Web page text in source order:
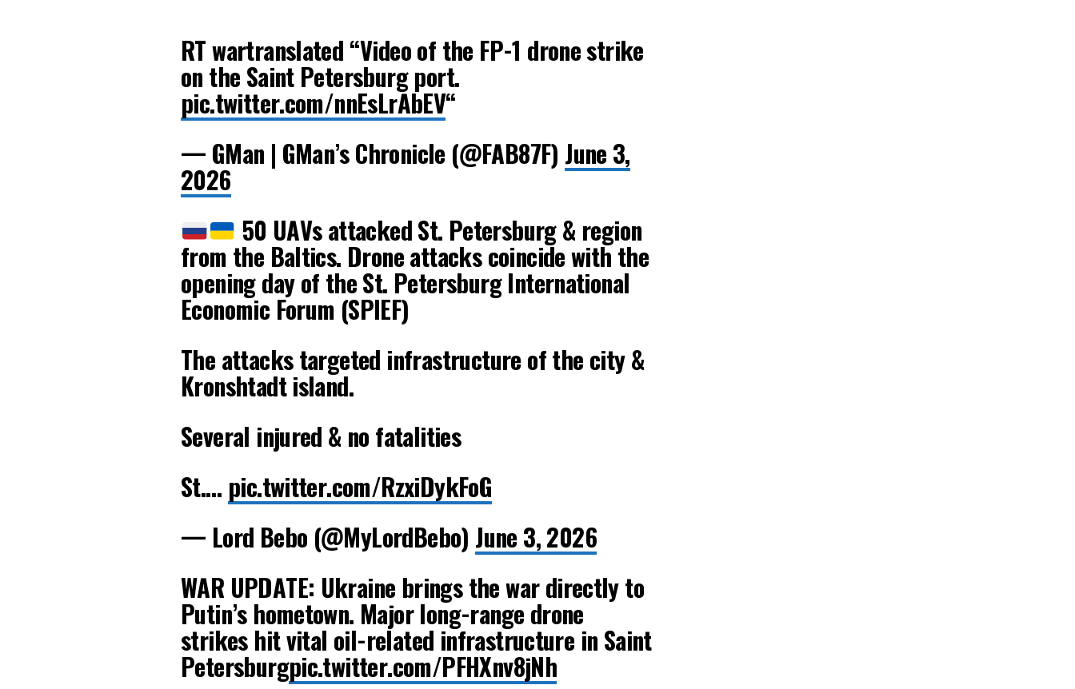
RT wartranslated “Video of the FP-1 drone strike
on the Saint Petersburg port.
pic.twitter.com/nnEsLrAbEV“
— GMan | GMan’s Chronicle (@FAB87F) June 3,
2026
50 UAVs attacked St. Petersburg & region
from the Baltics. Drone attacks coincide with the
opening day of the St. Petersburg International
Economic Forum (SPIEF)
The attacks targeted infrastructure of the city &
Kronshtadt island.
Several injured & no fatalities
St.… pic.twitter.com/RzxiDykFoG
— Lord Bebo (@MyLordBebo) June 3, 2026
WAR UPDATE: Ukraine brings the war directly to
Putin’s hometown. Major long-range drone
strikes hit vital oil-related infrastructure in Saint
Petersburgpic.twitter.com/PFHXnv8jNh